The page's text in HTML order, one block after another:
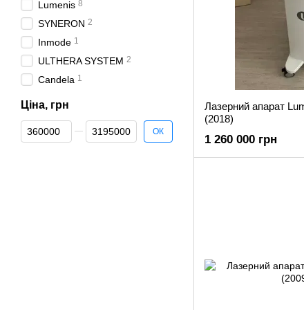
Лазерний апарат
(2018)
1 260 000 грн
Lumenis 8
SYNERON 2
Inmode 1
ULTHERA SYSTEM 2
Candela 1
Ціна, грн
Від Ціна, грн
До Ціна, грн ОК